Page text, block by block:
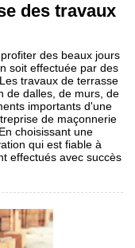
des travaux
des beaux jours
soit effectuée par des
travaux de terrasse
de dalles, de murs, de
importants d'une
de maçonnerie
choisissant une
qui est fiable à
effectués avec succès